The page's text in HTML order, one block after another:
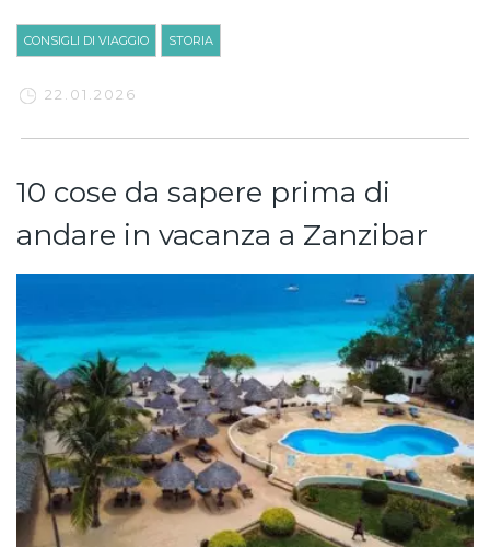
CONSIGLI DI VIAGGIO STORIA
22.01.2026
10 cose da sapere prima di
andare in vacanza a Zanzibar